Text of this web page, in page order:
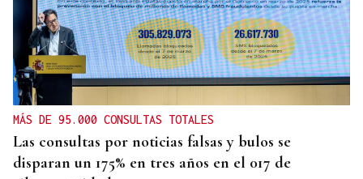
MÁS DE 95.000 CONSULTAS TOTALES
Las consultas por noticias falsas y bulos se
disparan un 175% en tres años en el 017 de